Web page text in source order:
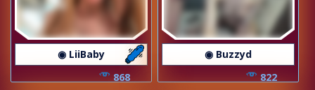
◉ LiiBaby
868
◉ Buzzyd
822